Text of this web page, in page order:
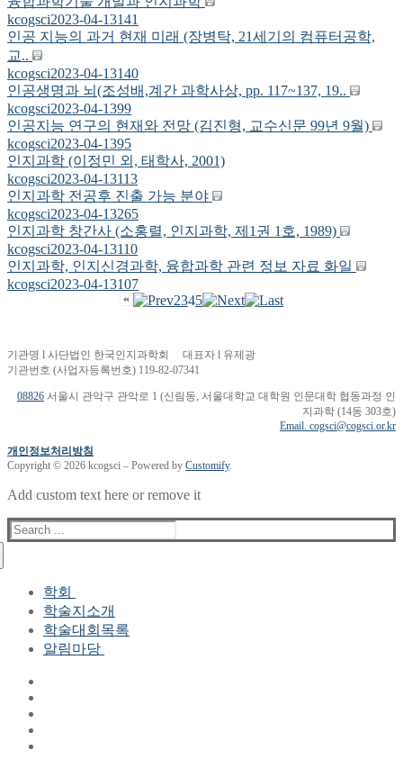
kcogsci2023-04-13141
인공 지능의 과거 현재 미래 (장병탁, 21세기의 컴퓨터공학,
교..
kcogsci2023-04-13140
인공생명과 뇌(조성배,계간 과학사상, pp. 117~137, 19..
kcogsci2023-04-1399
인공지능 연구의 현재와 전망 (김진형, 교수신문 99년 9월)
kcogsci2023-04-1395
인지과학 (이정민 외, 태학사, 2001)
kcogsci2023-04-13113
인지과학 전공후 진출 가능 분야
kcogsci2023-04-13265
인지과학 창간사 (소홍렬, 인지과학, 제1권 1호, 1989)
kcogsci2023-04-13110
인지과학, 인지신경과학, 융합과학 관련 정보 자료 화일
kcogsci2023-04-13107
2345
기관명 l 사단법인 한국인지과학회 대표자 l 유제광
기관번호 (사업자등록번호) 119-82-07341
08826 서울시 관악구 관악로 1 (신림동, 서울대학교 대학원 인문대학 협동과정 인
지과학 (14동 303호)
Email. cogsci@cogsci.or.kr
개인정보처리방침
Copyright © 2026 kcogsci – Powered by Customify.
Add custom text here or remove it
Search
for:
학회
학회장 인사말
현 임원진
역대 임원진
학술지소개
학술대회목록
알림마당